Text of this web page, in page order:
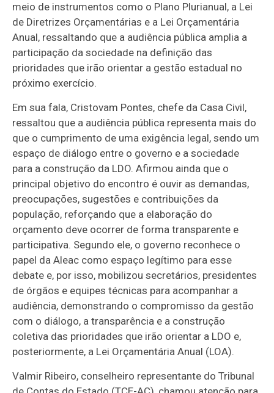
meio de instrumentos como o Plano Plurianual, a Lei
de Diretrizes Orçamentárias e a Lei Orçamentária
Anual, ressaltando que a audiência pública amplia a
participação da sociedade na definição das
prioridades que irão orientar a gestão estadual no
próximo exercício.
Em sua fala, Cristovam Pontes, chefe da Casa Civil,
ressaltou que a audiência pública representa mais do
que o cumprimento de uma exigência legal, sendo um
espaço de diálogo entre o governo e a sociedade
para a construção da LDO. Afirmou ainda que o
principal objetivo do encontro é ouvir as demandas,
preocupações, sugestões e contribuições da
população, reforçando que a elaboração do
orçamento deve ocorrer de forma transparente e
participativa. Segundo ele, o governo reconhece o
papel da Aleac como espaço legítimo para esse
debate e, por isso, mobilizou secretários, presidentes
de órgãos e equipes técnicas para acompanhar a
audiência, demonstrando o compromisso da gestão
com o diálogo, a transparência e a construção
coletiva das prioridades que irão orientar a LDO e,
posteriormente, a Lei Orçamentária Anual (LOA).
Valmir Ribeiro, conselheiro representante do Tribunal